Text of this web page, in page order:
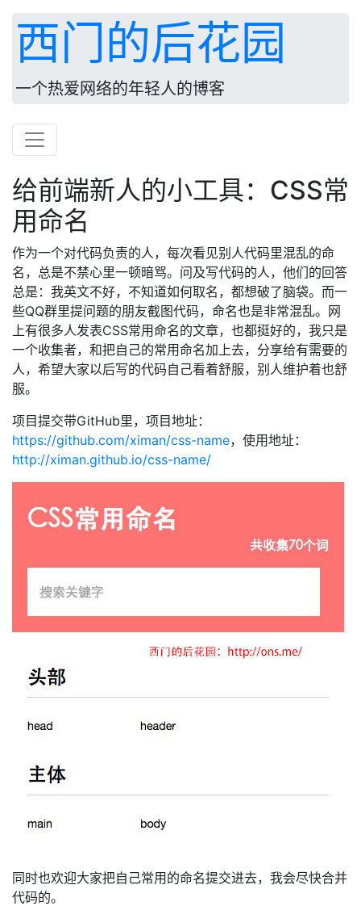
西门的后花园
一个热爱网络的年轻人的博客
给前端新人的小工具：CSS常
用命名
作为一个对代码负责的人，每次看见别人代码里混乱的命
名，总是不禁心里一顿暗骂。问及写代码的人，他们的回答
总是：我英文不好，不知道如何取名，都想破了脑袋。而一
些QQ群里提问题的朋友截图代码，命名也是非常混乱。网
上有很多人发表CSS常用命名的文章，也都挺好的，我只是
一个收集者，和把自己的常用命名加上去，分享给有需要的
人，希望大家以后写的代码自己看着舒服，别人维护着也舒
服。
项目提交带GitHub里，项目地址：
https://github.com/ximan/css-name，使用地址：
http://ximan.github.io/css-name/
同时也欢迎大家把自己常用的命名提交进去，我会尽快合并
代码的。